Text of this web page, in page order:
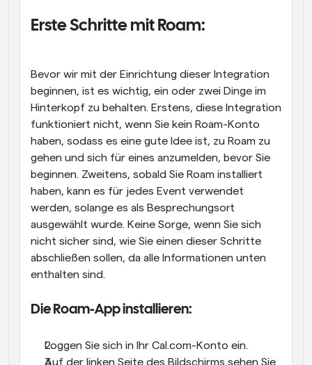
Erste Schritte mit Roam:
Bevor wir mit der Einrichtung dieser Integration
beginnen, ist es wichtig, ein oder zwei Dinge im
Hinterkopf zu behalten. Erstens, diese Integration
funktioniert nicht, wenn Sie kein Roam-Konto
haben, sodass es eine gute Idee ist, zu Roam zu
gehen und sich für eines anzumelden, bevor Sie
beginnen. Zweitens, sobald Sie Roam installiert
haben, kann es für jedes Event verwendet
werden, solange es als Besprechungsort
ausgewählt wurde. Keine Sorge, wenn Sie sich
nicht sicher sind, wie Sie einen dieser Schritte
abschließen sollen, da alle Informationen unten
enthalten sind.
Die Roam-App installieren:
Loggen Sie sich in Ihr Cal.com-Konto ein.
Auf der linken Seite des Bildschirms sehen Sie